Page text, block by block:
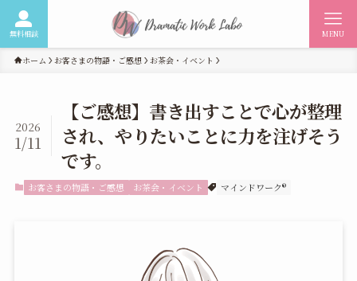
無料相談 MENU
ホーム お客さまの物語・ご感想 お茶会・イベント
【ご感想】書き出すことで心が整理
され、やりたいことに力を注げそう
です。
2026
1/11
お客さまの物語・ご感想 お茶会・イベント マインドワーク®︎